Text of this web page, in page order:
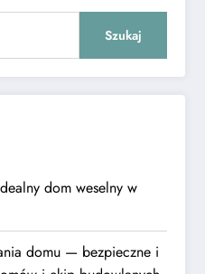
Szukaj
dom weselny w
domu — bezpieczne i